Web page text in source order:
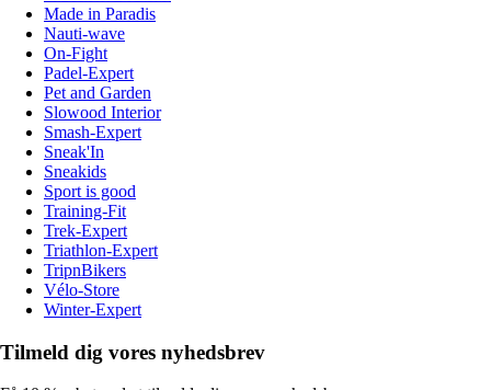
Made in Paradis
Nauti-wave
On-Fight
Padel-Expert
Pet and Garden
Slowood Interior
Smash-Expert
Sneak'In
Sneakids
Sport is good
Training-Fit
Trek-Expert
Triathlon-Expert
TripnBikers
Vélo-Store
Winter-Expert
Tilmeld dig vores nyhedsbrev